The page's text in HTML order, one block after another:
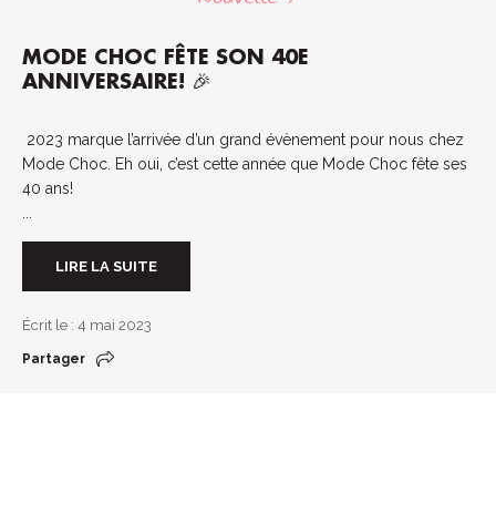
MODE CHOC FÊTE SON 40E
ANNIVERSAIRE! 🎉
2023 marque l’arrivée d’un grand évènement pour nous chez
Mode Choc. Eh oui, c’est cette année que Mode Choc fête ses
40 ans!
LIRE LA SUITE
Écrit le : 4 mai 2023
Partager